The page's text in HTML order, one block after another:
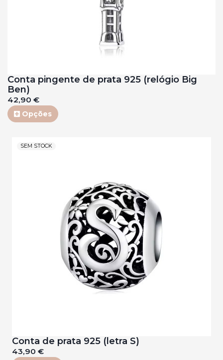
Conta pingente de prata 925 (relógio Big
Ben)
42,90 €
Opções
SEM STOCK
Conta de prata 925 (letra S)
43,90 €